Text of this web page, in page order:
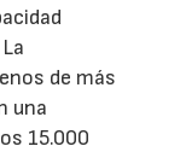
de más
una
15.000